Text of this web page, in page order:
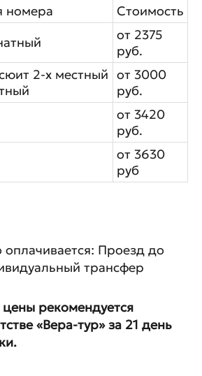
номера
Стоимость
от 2375
руб.
2-х местный от 3000
руб.
от 3420
руб.
от 3630
руб
Проезд до
трансфер
рекомендуется
«Вера-тур» за 21 день